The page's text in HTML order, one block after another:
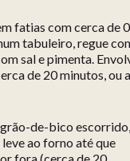
fatias com cerca de
tabuleiro, regue
sal e pimenta.
de 20 minutos, ou
de-bico escorrido,
ao forno até que